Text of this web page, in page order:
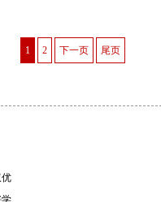
1 2 下一页 尾页